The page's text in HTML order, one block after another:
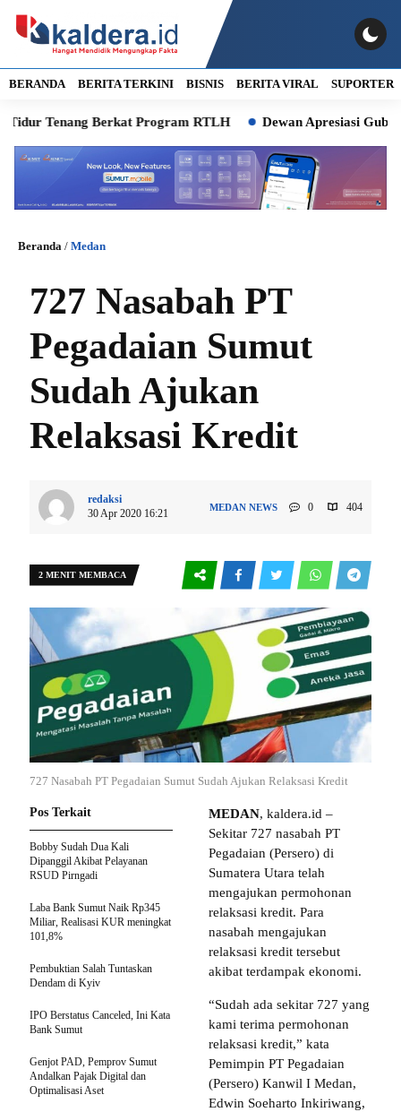
BERANDA BERITA TERKINI BISNIS BERITA VIRAL SUPORTER
Berkat Program RTLH Dewan Apresiasi Gubsu
Beranda / Medan
727 Nasabah PT
Pegadaian Sumut
Sudah Ajukan
Relaksasi Kredit
redaksi
30 Apr 2020 16:21
MEDAN NEWS 0 404
2 MENIT MEMBACA
727 Nasabah PT Pegadaian Sumut Sudah Ajukan Relaksasi Kredit
MEDAN, kaldera.id –
Sekitar 727 nasabah PT
Pegadaian (Persero) di
Sumatera Utara telah
mengajukan permohonan
relaksasi kredit. Para
nasabah mengajukan
relaksasi kredit tersebut
akibat terdampak ekonomi.
“Sudah ada sekitar 727 yang
kami terima permohonan
relaksasi kredit,” kata
Pemimpin PT Pegadaian
(Persero) Kanwil I Medan,
Edwin Soeharto Inkiriwang,
Pos Terkait
Bobby Sudah Dua Kali
Dipanggil Akibat Pelayanan
RSUD Pirngadi
Laba Bank Sumut Naik Rp345
Miliar, Realisasi KUR meningkat
101,8%
Pembuktian Salah Tuntaskan
Dendam di Kyiv
IPO Berstatus Canceled, Ini Kata
Bank Sumut
Genjot PAD, Pemprov Sumut
Andalkan Pajak Digital dan
Optimalisasi Aset